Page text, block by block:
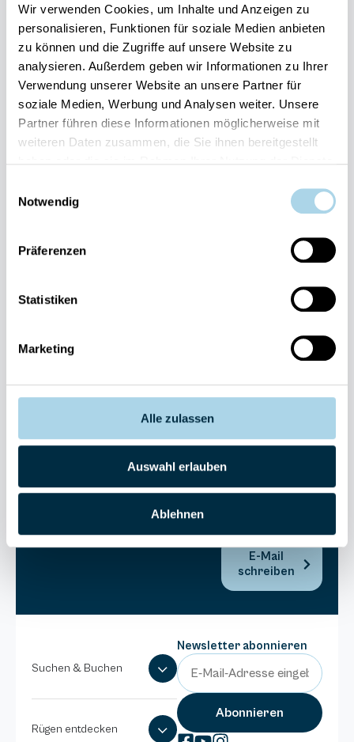
Wir verwenden Cookies, um Inhalte und Anzeigen zu
personalisieren, Funktionen für soziale Medien anbieten
zu können und die Zugriffe auf unsere Website zu
analysieren. Außerdem geben wir Informationen zu Ihrer
Verwendung unserer Website an unsere Partner für
soziale Medien, Werbung und Analysen weiter. Unsere
Partner führen diese Informationen möglicherweise mit
weiteren Daten zusammen, die Sie ihnen bereitgestellt
Notwendig
Präferenzen
Statistiken
Marketing
Alle zulassen
Auswahl erlauben
Ablehnen
Ihre Vorteile auf einen Blick:
Bestpreis-Garantie für Ihren Urlaub
Flexible An- und Abreise 24/7 möglich
Risikofrei bis 60 Tage vorher stornieren
Sofortige Buchungsbestätigung
Persönlicher Gästeservice vor Ort Transparente
Fragen und Wünsche?
173980
Binzer
E-Mail
schreiben
Suchen & Buchen
Rügen entdecken
Newsletter abonnieren